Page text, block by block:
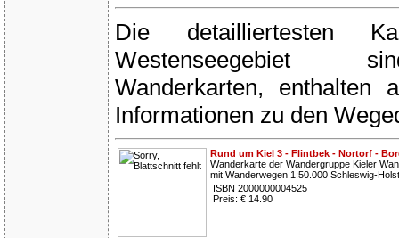
Die detailliertesten
Westenseegebiet
Wanderkarten, enthalten
Informationen zu den
Rund um Kiel 3 - Flintbek - Nortorf -
Wanderkarte der Wandergruppe Kieler
mit Wanderwegen 1:50.000 Schleswig-
ISBN 2000000004525
Preis: € 14.90